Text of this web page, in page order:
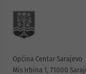
Općina Centar Sarajevo
Mis Irbina 1, 71000